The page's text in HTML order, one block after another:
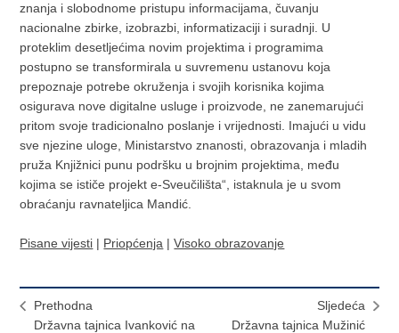
znanja i slobodnome pristupu informacijama, čuvanju
nacionalne zbirke, izobrazbi, informatizaciji i suradnji. U
proteklim desetljećima novim projektima i programima
postupno se transformirala u suvremenu ustanovu koja
prepoznaje potrebe okruženja i svojih korisnika kojima
osigurava nove digitalne usluge i proizvode, ne zanemarujući
pritom svoje tradicionalno poslanje i vrijednosti. Imajući u vidu
sve njezine uloge, Ministarstvo znanosti, obrazovanja i mladih
pruža Knjižnici punu podršku u brojnim projektima, među
kojima se ističe projekt e-Sveučilišta“, istaknula je u svom
obraćanju ravnateljica Mandić.
Pisane vijesti | Priopćenja |Visoko obrazovanje
Prethodna
Državna tajnica Ivanković na
Sljedeća
Državna tajnica Mužinić